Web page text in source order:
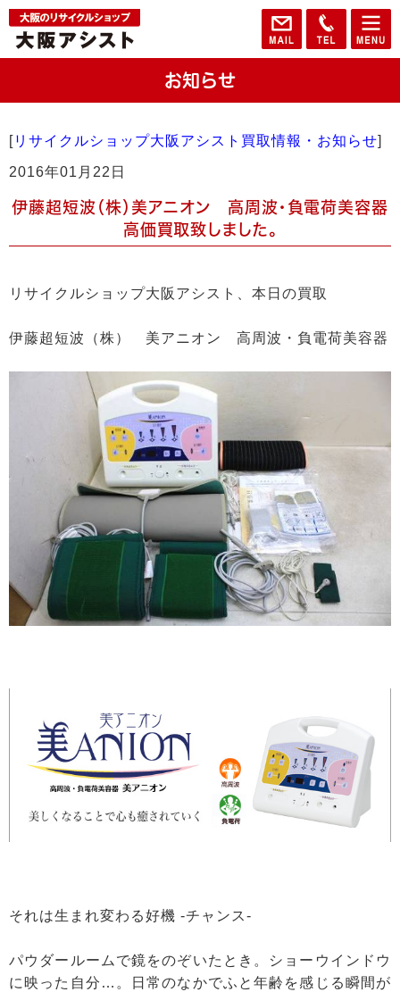
お知らせ
[リサイクルショップ大阪アシスト買取情報・お知らせ]
2016年01月22日
伊藤超短波（株）美アニオン 高周波・負電荷美容器
高価買取致しました。
リサイクルショップ大阪アシスト、本日の買取
伊藤超短波（株） 美アニオン 高周波・負電荷美容器
それは生まれ変わる好機 -チャンス-
パウダールームで鏡をのぞいたとき。ショーウインドウ
に映った自分…。日常のなかでふと年齢を感じる瞬間が